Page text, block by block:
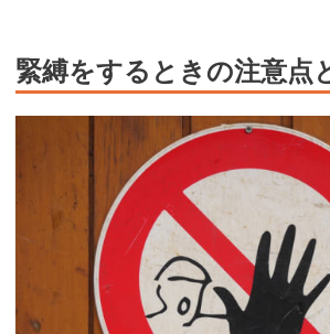
緊縛をするときの注意点